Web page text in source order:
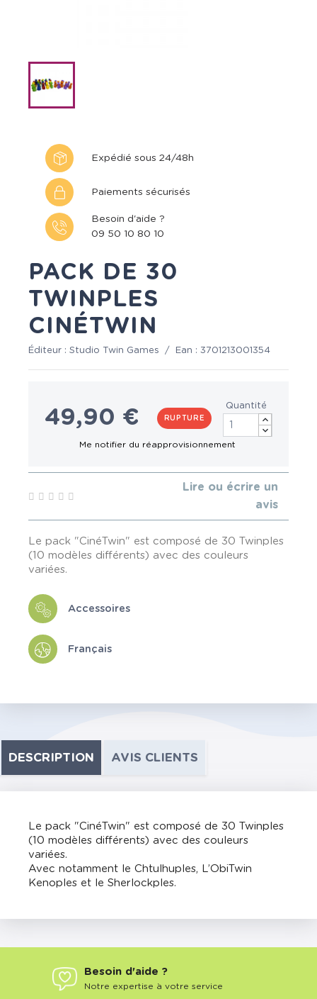
Expédié sous 24/48h
Paiements sécurisés
Besoin d'aide ?
09 50 10 80 10
PACK DE 30
TWINPLES
CINÉTWIN
Éditeur : Studio Twin Games / Ean : 3701213001354
49,90 € RUPTURE
Quantité
Lire ou écrire un
avis
Le pack "CinéTwin" est composé de 30 Twinples
(10 modèles différents) avec des couleurs
variées.
Accessoires
Français
DESCRIPTION AVIS CLIENTS
Le pack "CinéTwin" est composé de 30 Twinples
(10 modèles différents) avec des couleurs
variées.
Avec notamment le Chtulhuples, L’ObiTwin
Kenoples et le Sherlockples.
Besoin d'aide ?
Notre expertise à votre service